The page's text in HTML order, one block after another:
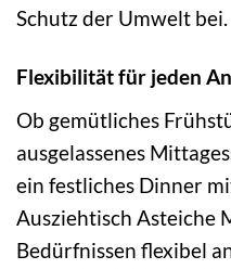
Schutz der Umwelt bei.
Flexibilität für jeden
Ob gemütliches
ausgelassenes
ein festliches Dinner
Ausziehtisch Asteiche
Bedürfnissen flexibel